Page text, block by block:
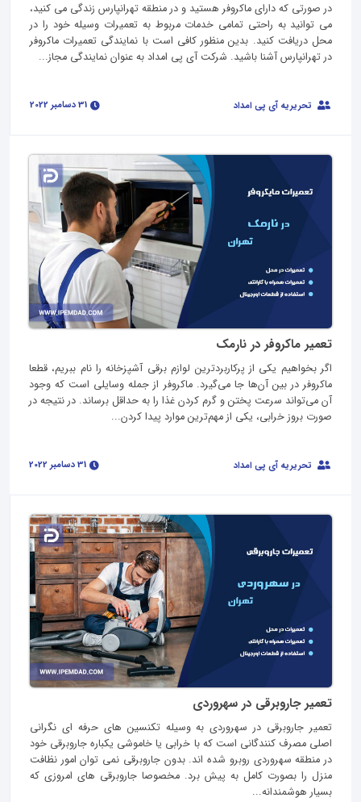
در صورتی که دارای ماکروفر هستید و در منطقه تهرانپارس زندگی می کنید،
می توانید به راحتی تمامی خدمات مربوط به تعمیرات وسیله خود را در
محل دریافت کنید. بدین منظور کافی است با نمایندگی تعمیرات ماکروفر
در تهرانپارس آشنا باشید. شرکت آی پی امداد به عنوان نمایندگی مجاز...
تحریریه آی پی امداد
تعمیر ماکروفر در نارمک
اگر بخواهیم یکی از پرکاربردترین لوازم برقی آشپزخانه را نام ببریم، قطعا
ماکروفر در بین آن‌ها جا می‌گیرد. ماکروفر از جمله وسایلی است که وجود
آن می‌تواند سرعت پختن و گرم کردن غذا را به حداقل برساند. در نتیجه در
صورت بروز خرابی، یکی از مهم‌ترین موارد پیدا کردن...
تحریریه آی پی امداد
تعمیر جاروبرقی در سهروردی
تعمیر جاروبرقی در سهروردی به وسیله تکنسین های حرفه ای نگرانی
اصلی مصرف کنندگانی است که با خرابی یا خاموشی یکباره جاروبرقی خود
در منطقه سهروردی روبرو شده اند. بدون جاروبرقی نمی توان امور نظافت
منزل را بصورت کامل به پیش برد. مخصوصا جاروبرقی های امروزی که
بسیار هوشمندانه...